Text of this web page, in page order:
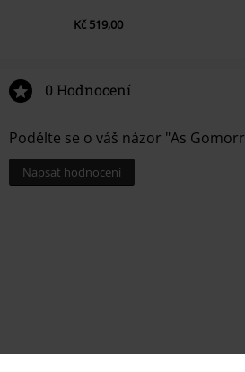
Kč 519,00
0 Hodnocení
Podělte se o váš názor "As
Napsat hodnocení